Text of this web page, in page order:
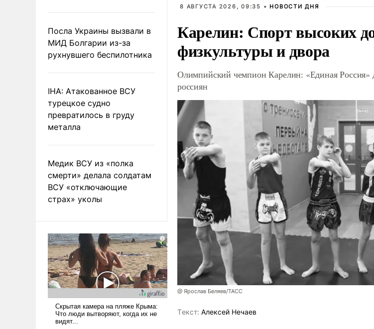
Посла Украины вызвали в
МИД Болгарии из-за
рухнувшего беспилотника
IHA: Атакованное ВСУ
турецкое судно
превратилось в груду
металла
Медик ВСУ из «полка
смерти» делала солдатам
ВСУ «отключающие
страх» уколы
8 АВГУСТА 2026, 09:35 • НОВОСТИ ДНЯ
Карелин: Спорт высоких
физкультуры и двора
Олимпийский чемпион Карелин: «Единая Россия»
россиян
@ Ярослав Беляев/ТАСС
Tекст: Алексей Нечаев